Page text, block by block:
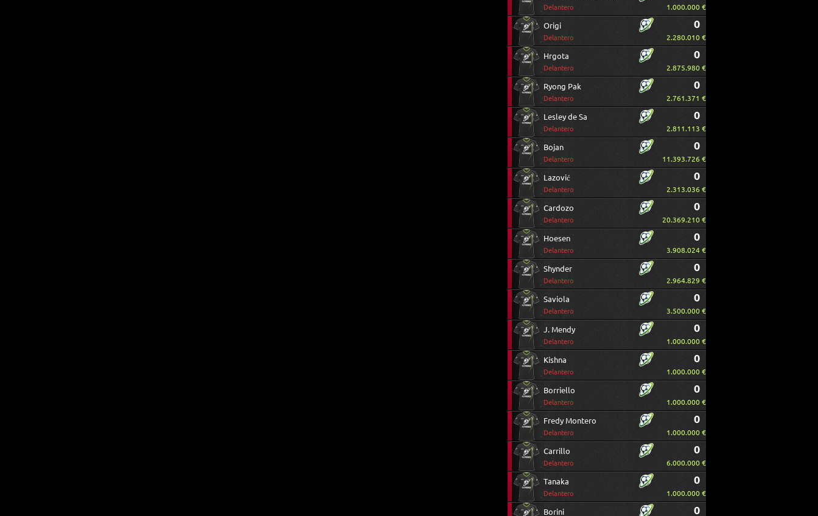
Delantero 1.000.000 €
Origi
Delantero
0
2.280.010 €
Hrgota
Delantero
0
2.875.980 €
Ryong Pak
Delantero
0
2.761.371 €
Lesley de Sa
Delantero
0
2.811.113 €
Bojan
Delantero
0
11.393.726 €
Lazović
Delantero
0
2.313.036 €
Cardozo
Delantero
0
20.369.210 €
Hoesen
Delantero
0
3.908.024 €
Shynder
Delantero
0
2.964.829 €
Saviola
Delantero
0
3.500.000 €
J. Mendy
Delantero
0
1.000.000 €
Kishna
Delantero
0
1.000.000 €
Borriello
Delantero
0
1.000.000 €
Fredy Montero
Delantero
0
1.000.000 €
Carrillo
Delantero
0
6.000.000 €
Tanaka
Delantero
0
1.000.000 €
Borini 0